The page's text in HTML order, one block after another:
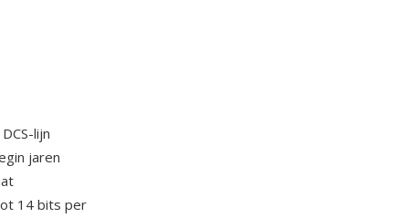
lijn
jaren
14 bits per